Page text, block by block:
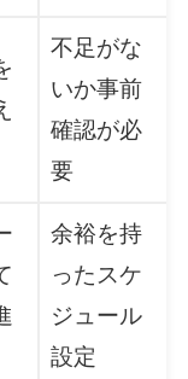
不足がな
いか事前
確認が必
要
余裕を持
ったスケ
ジュール
設定